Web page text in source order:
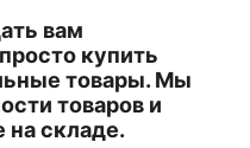
вам
купить
товары. Мы
товаров и
на складе.